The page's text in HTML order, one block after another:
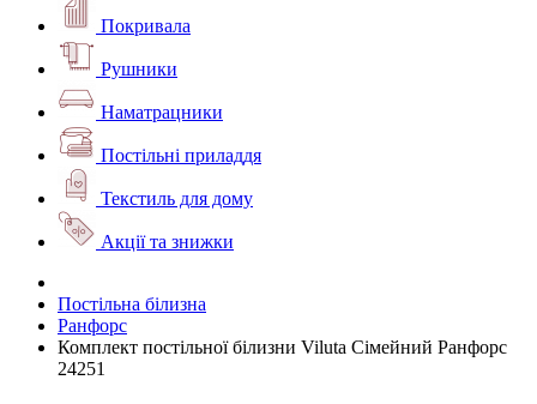
Покривала
Рушники
Наматрацники
Постільні приладдя
Текстиль для дому
Акції та знижки
Постільна білизна
Ранфорс
Комплект постільної білизни Viluta Сімейний Ранфорс
24251